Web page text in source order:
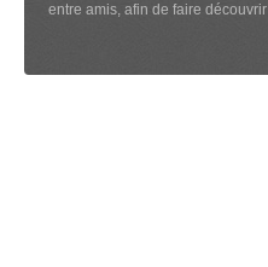
entre amis, afin de faire découvrir